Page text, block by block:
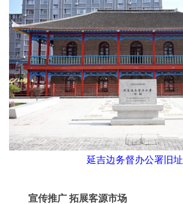
延吉边务督办公署旧址
宣传推广 拓展客源市场